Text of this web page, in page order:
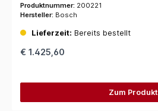
Produktnummer: 200221
Hersteller: Bosch
Lieferzeit: Bereits bestellt
€ 1.425,60
Zum Produkt